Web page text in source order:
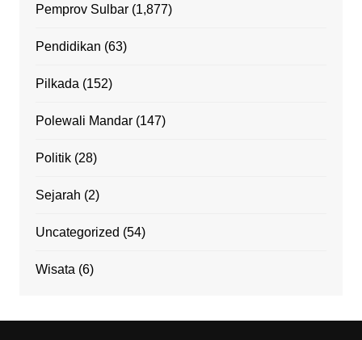
Pemprov Sulbar(1,877)
Pendidikan (63)
Pilkada (152)
Polewali Mandar(147)
Politik(28)
Sejarah (2)
Uncategorized (54)
Wisata (6)